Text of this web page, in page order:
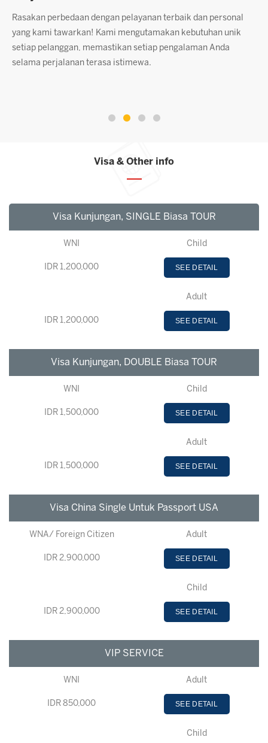
Dengan jam terbang yang tinggi, tim kami siap memberikan
solusi terbaik untuk setiap kebutuhan Anda. Kepuasan
pelanggan adalah prioritas kami, terbukti dari banyaknya
pelanggan yang terus kembali setelah menggunakan jasa
Visa & Other info
Visa Kunjungan, SINGLE Biasa TOUR
WNI Child
IDR 1,200,000 SEE DETAIL
Adult
IDR 1,200,000 SEE DETAIL
Visa Kunjungan, DOUBLE Biasa TOUR
WNI Child
IDR 1,500,000 SEE DETAIL
Adult
IDR 1,500,000 SEE DETAIL
Visa China Single Untuk Passport USA
WNA/ Foreign Citizen Adult
IDR 2,900,000 SEE DETAIL
Child
IDR 2,900,000 SEE DETAIL
VIP SERVICE
WNI Adult
IDR 850,000 SEE DETAIL
Child